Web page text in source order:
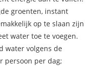
groenten, instant
op te slaan zijn
water toe te voegen.
water volgens de
persoon per dag;